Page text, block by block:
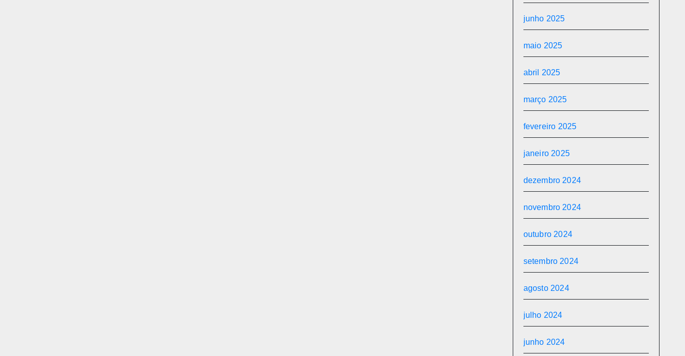
junho 2025
maio 2025
abril 2025
março 2025
fevereiro 2025
janeiro 2025
dezembro 2024
novembro 2024
outubro 2024
setembro 2024
agosto 2024
julho 2024
junho 2024